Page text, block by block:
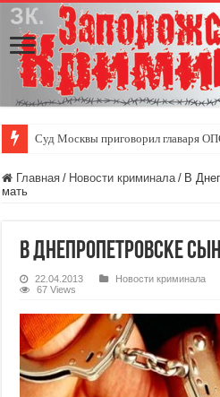
Суд Москвы приговорил главаря
Главная / Новости криминала / В
мать
В Днепропетровске
22.04.2013 Новости криминала
67 Views